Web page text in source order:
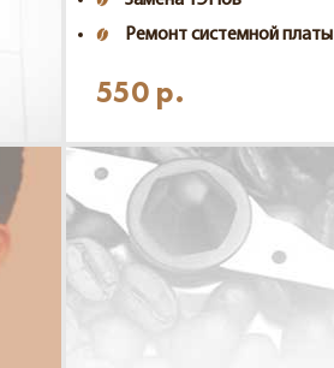
Ремонт системной платы
550 р.